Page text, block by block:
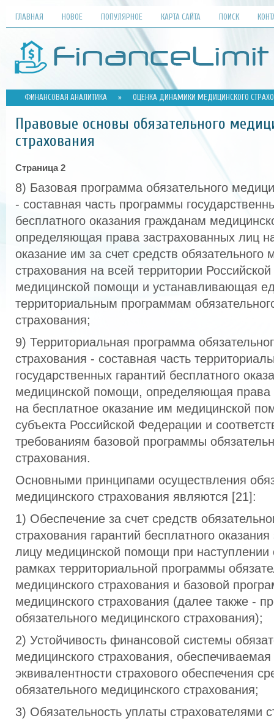
ГЛАВНАЯ НОВОЕ ПОПУЛЯРНОЕ КАРТА САЙТА ПОИСК
ФИНАНСОВАЯ АНАЛИТИКА » ОЦЕНКА ДИНАМИКИ МЕДИЦИНСКОГО
Правовые основы обязательного
страхования
Страница 2
8) Базовая программа обязательного
- составная часть программы
бесплатного оказания гражданам
определяющая права застрахованных лиц
оказание им за счет средств обязательного
страхования на всей территории
медицинской помощи и устанавливающая
территориальным программам
страхования;
9) Территориальная программа
страхования - составная часть
государственных гарантий бесплатного
медицинской помощи, определяющая права
на бесплатное оказание им медицинской
субъекта Российской Федерации и
требованиям базовой программы
страхования.
Основными принципами осуществления
медицинского страхования являются [21]:
1) Обеспечение за счет средств
страхования гарантий бесплатного
лицу медицинской помощи при наступлении
рамках территориальной программы
медицинского страхования и базовой
медицинского страхования (далее также -
обязательного медицинского страхования);
2) Устойчивость финансовой системы
медицинского страхования,
эквивалентности страхового обеспечения
обязательного медицинского страхования;
3) Обязательность уплаты страхователями